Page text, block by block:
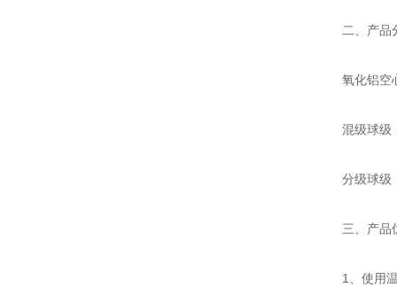
二、产品
氧化铝空
混级球级
分级球级
三、产品
1、使用